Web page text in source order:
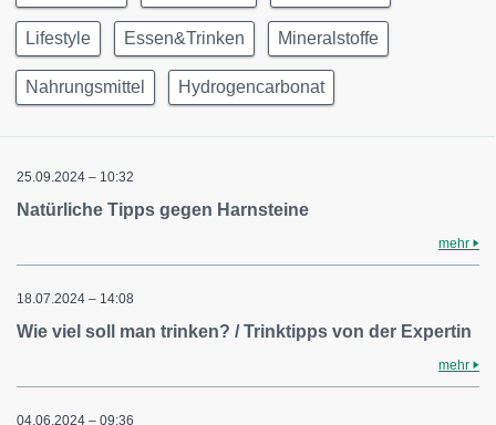
Lifestyle Essen&Trinken Mineralstoffe
Nahrungsmittel Hydrogencarbonat
25.09.2024 – 10:32
Natürliche Tipps gegen Harnsteine
mehr
18.07.2024 – 14:08
Wie viel soll man trinken? / Trinktipps von der Expertin
mehr
04.06.2024 – 09:36